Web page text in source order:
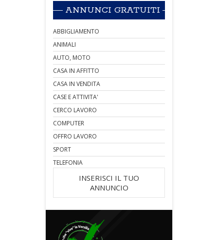
ANNUNCI GRATUITI
ABBIGLIAMENTO
ANIMALI
AUTO, MOTO
CASA IN AFFITTO
CASA IN VENDITA
CASE E ATTIVITA'
CERCO LAVORO
COMPUTER
OFFRO LAVORO
SPORT
TELEFONIA
INSERISCI IL TUO
ANNUNCIO